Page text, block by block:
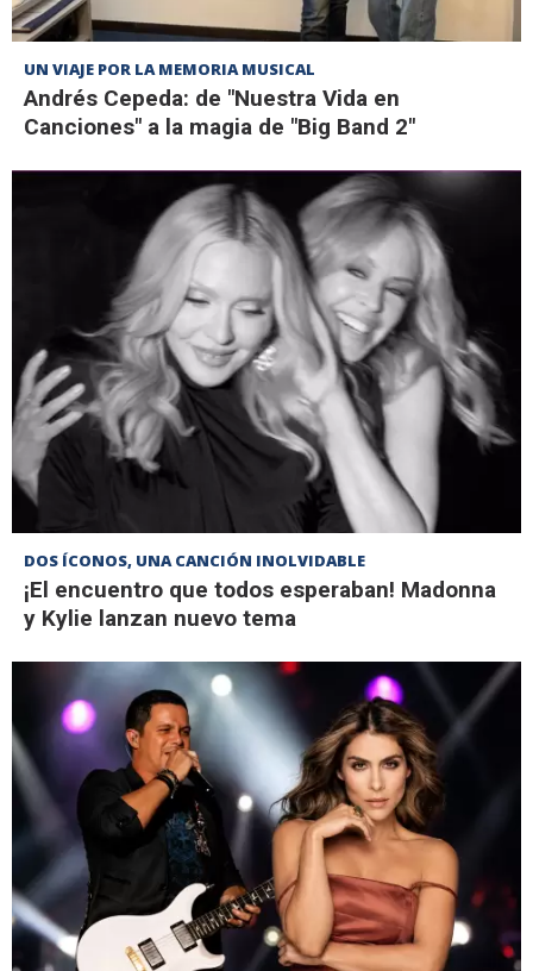
UN VIAJE POR LA MEMORIA MUSICAL
Andrés Cepeda: de "Nuestra Vida en
Canciones" a la magia de "Big Band 2"
DOS ÍCONOS, UNA CANCIÓN INOLVIDABLE
¡El encuentro que todos esperaban! Madonna
y Kylie lanzan nuevo tema